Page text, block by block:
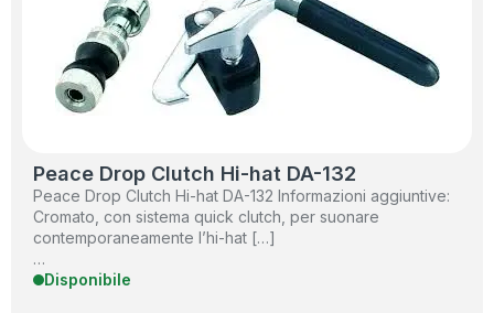
Peace Drop Clutch Hi-hat DA-132
Peace Drop Clutch Hi-hat DA-132 Informazioni aggiuntive:
Cromato, con sistema quick clutch, per suonare
contemporaneamente l’hi-hat […]
…
Disponibile